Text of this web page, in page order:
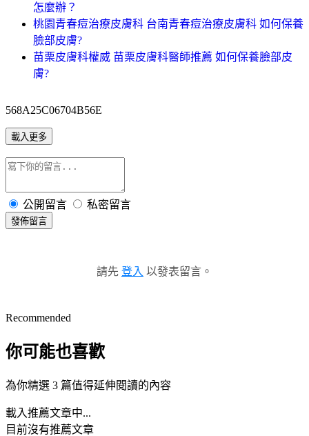
怎麼辦？
桃園青春痘治療皮膚科 台南青春痘治療皮膚科 如何保養
臉部皮膚?
苗栗皮膚科權威 苗栗皮膚科醫師推薦 如何保養臉部皮
膚?
568A25C06704B56E
載入更多
公開留言 私密留言
發佈留言
請先 登入 以發表留言。
Recommended
你可能也喜歡
為你精選 3 篇值得延伸閱讀的內容
載入推薦文章中...
目前沒有推薦文章